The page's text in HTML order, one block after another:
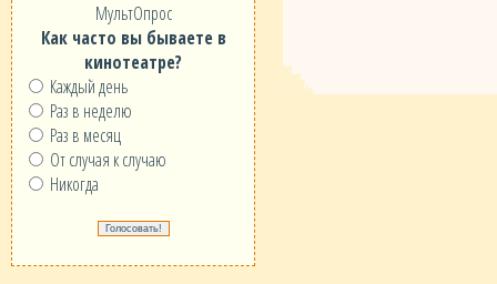
МультОпрос
Как часто вы бываете в
кинотеатре?
Каждый день
Раз в неделю
Раз в месяц
От случая к случаю
Никогда